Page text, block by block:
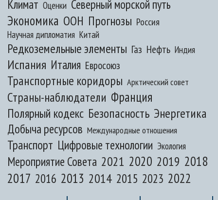
Климат Оценки Северный морской путь
Экономика ООН Прогнозы Россия
Научная дипломатия Китай
Редкоземельные элементы Газ Нефть Индия
Испания Италия Евросоюз
Транспортные коридоры Арктический совет
Страны-наблюдатели Франция
Полярный кодекс Безопасность Энергетика
Добыча ресурсов Международные отношения
Транспорт Цифровые технологии Экология
Мероприятие Совета 2021 2020 2019 2018
2017 2016 2013 2014 2015 2023 2022